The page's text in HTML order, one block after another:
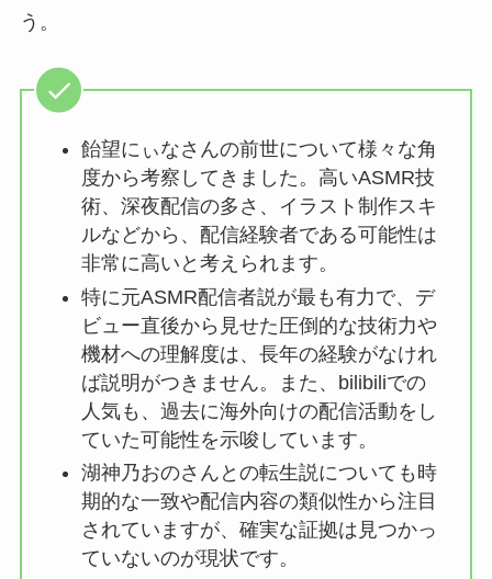
う。
飴望にぃなさんの前世について様々な角
度から考察してきました。高いASMR技
術、深夜配信の多さ、イラスト制作スキ
ルなどから、配信経験者である可能性は
非常に高いと考えられます。
特に元ASMR配信者説が最も有力で、デ
ビュー直後から見せた圧倒的な技術力や
機材への理解度は、長年の経験がなけれ
ば説明がつきません。また、bilibiliでの
人気も、過去に海外向けの配信活動をし
ていた可能性を示唆しています。
湖神乃おのさんとの転生説についても時
期的な一致や配信内容の類似性から注目
されていますが、確実な証拠は見つかっ
ていないのが現状です。